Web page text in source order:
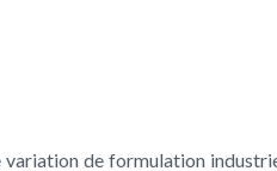
variation de formulation